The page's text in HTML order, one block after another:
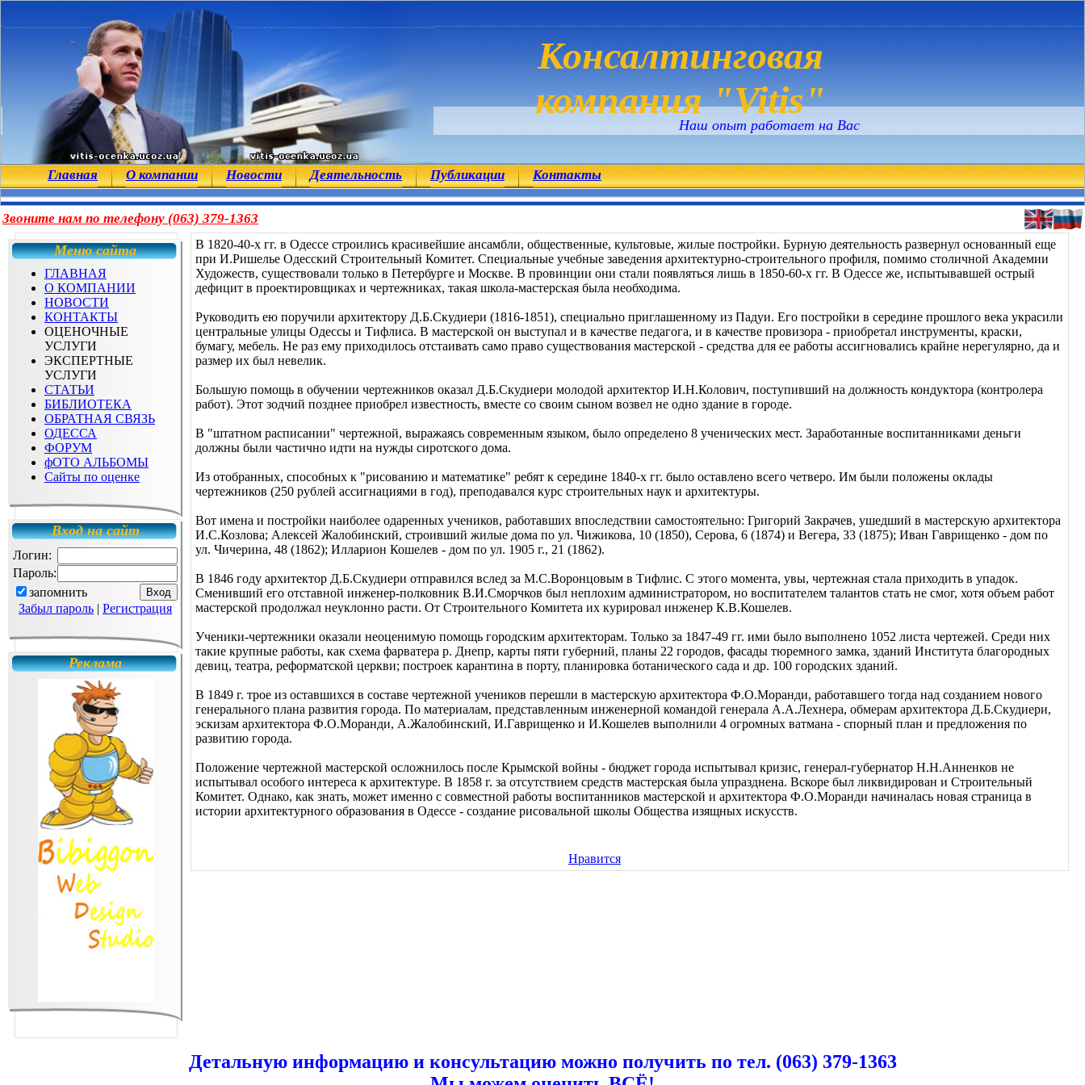
Консалтинговая
компания "Vitis"
Наш опыт работает на Вас
Главная О компании Новости Деятельность Публикации Контакты
Звоните нам по телефону (063) 379-1363
Меню сайта
ГЛАВНАЯ
О КОМПАНИИ
НОВОСТИ
КОНТАКТЫ
ОЦЕНОЧНЫЕ
УСЛУГИ
ЭКСПЕРТНЫЕ
УСЛУГИ
СТАТЬИ
БИБЛИОТЕКА
ОБРАТНАЯ СВЯЗЬ
ОДЕССА
ФОРУМ
фОТО АЛЬБОМЫ
Сайты по оценке
Вход на сайт
Логин:
Пароль:
запомнить
Забыл пароль | Регистрация
Реклама
В 1820-40-х гг. в Одессе строились красивейшие ансамбли, общественные, культовые, жилые постройки. Бурную деятельность развернул основанный еще
при И.Ришелье Одесский Строительный Комитет. Cпециальные учебные заведения архитектурно-строительного профиля, помимо столичной Академии
Художеств, существовали только в Петербурге и Москве. В провинции они стали появляться лишь в 1850-60-х гг. В Одессе же, испытывавшей острый
дефицит в проектировщиках и чертежниках, такая школа-мастерская была необходима.
Руководить ею поручили архитектору Д.Б.Скудиери (1816-1851), специально приглашенному из Падуи. Его постройки в середине прошлого века украсили
центральные улицы Одессы и Тифлиса. В мастерской он выступал и в качестве педагога, и в качестве провизора - приобретал инструменты, краски,
бумагу, мебель. Не раз ему приходилось отстаивать само право существования мастерской - средства для ее работы ассигновались крайне нерегулярно, да и
размер их был невелик.
Большую помощь в обучении чертежников оказал Д.Б.Скудиери молодой архитектор И.Н.Колович, поступивший на должность кондуктора (контролера
работ). Этот зодчий позднее приобрел известность, вместе со своим сыном возвел не одно здание в городе.
В "штатном расписании" чертежной, выражаясь современным языком, было определено 8 ученических мест. Заработанные воспитанниками деньги
должны были частично идти на нужды сиротского дома.
Из отобранных, способных к "рисованию и математике" ребят к середине 1840-х гг. было оставлено всего четверо. Им были положены оклады
чертежников (250 рублей ассигнациями в год), преподавался курс строительных наук и архитектуры.
Вот имена и постройки наиболее одаренных учеников, работавших впоследствии самостоятельно: Григорий Закрачев, ушедший в мастерскую архитектора
И.С.Козлова; Алексей Жалобинский, строивший жилые дома по ул. Чижикова, 10 (1850), Серова, 6 (1874) и Вегера, 33 (1875); Иван Гаврищенко - дом по
ул. Чичерина, 48 (1862); Илларион Кошелев - дом по ул. 1905 г., 21 (1862).
В 1846 году архитектор Д.Б.Скудиери отправился вслед за М.С.Воронцовым в Тифлис. С этого момента, увы, чертежная стала приходить в упадок.
Сменивший его отставной инженер-полковник В.И.Сморчков был неплохим администратором, но воспитателем талантов стать не смог, хотя объем работ
мастерской продолжал неуклонно расти. От Строительного Комитета их курировал инженер К.В.Кошелев.
Ученики-чертежники оказали неоценимую помощь городским архитекторам. Только за 1847-49 гг. ими было выполнено 1052 листа чертежей. Среди них
такие крупные работы, как схема фарватера р. Днепр, карты пяти губерний, планы 22 городов, фасады тюремного замка, зданий Института благородных
девиц, театра, реформатской церкви; построек карантина в порту, планировка ботанического сада и др. 100 городских зданий.
В 1849 г. трое из оставшихся в составе чертежной учеников перешли в мастерскую архитектора Ф.О.Моранди, работавшего тогда над созданием нового
генерального плана развития города. По материалам, представленным инженерной командой генерала А.А.Лехнера, обмерам архитектора Д.Б.Скудиери,
эскизам архитектора Ф.О.Моранди, А.Жалобинский, И.Гаврищенко и И.Кошелев выполнили 4 огромных ватмана - спорный план и предложения по
развитию города.
Положение чертежной мастерской осложнилось после Крымской войны - бюджет города испытывал кризис, генерал-губернатор Н.Н.Анненков не
испытывал особого интереса к архитектуре. В 1858 г. за отсутствием средств мастерская была упразднена. Вскоре был ликвидирован и Строительный
Комитет. Однако, как знать, может именно с совместной работы воспитанников мастерской и архитектора Ф.О.Моранди начиналась новая страница в
истории архитектурного образования в Одессе - создание рисовальной школы Общества изящных искусств.
Нравится
Детальную информацию и консультацию можно получить по тел. (063) 379-1363